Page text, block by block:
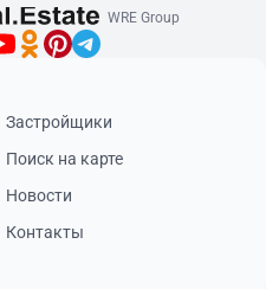
WRE Group
Застройщики
Поиск на карте
Новости
Контакты